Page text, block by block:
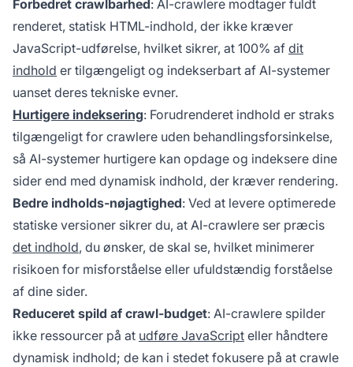
Forbedret crawlbarhed: AI-crawlere modtager fuldt
renderet, statisk HTML-indhold, der ikke kræver
JavaScript-udførelse, hvilket sikrer, at 100% af dit
indhold er tilgængeligt og indekserbart af AI-systemer
uanset deres tekniske evner.
Hurtigere indeksering: Forudrenderet indhold er straks
tilgængeligt for crawlere uden behandlingsforsinkelse,
så AI-systemer hurtigere kan opdage og indeksere dine
sider end med dynamisk indhold, der kræver rendering.
Bedre indholds-nøjagtighed: Ved at levere optimerede
statiske versioner sikrer du, at AI-crawlere ser præcis
det indhold, du ønsker, de skal se, hvilket minimerer
risikoen for misforståelse eller ufuldstændig forståelse
af dine sider.
Reduceret spild af crawl-budget: AI-crawlere spilder
ikke ressourcer på at udføre JavaScript eller håndtere
dynamisk indhold; de kan i stedet fokusere på at crawle